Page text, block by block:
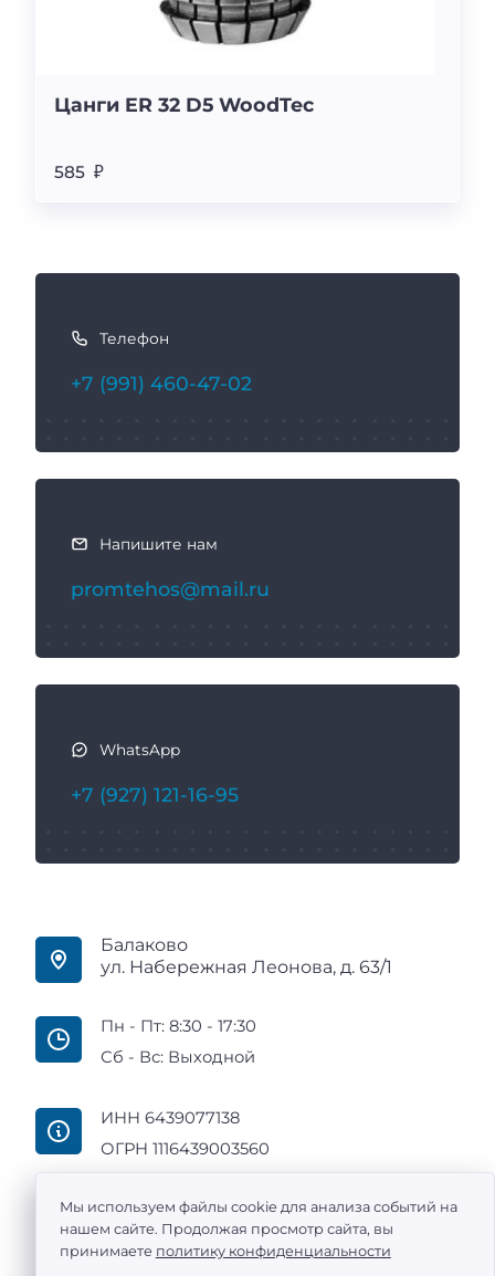
Цанги ER 32 D5 WoodTec
585 ₽
з
а
Телефон
+7 (991) 460-47-02
Напишите нам
promtehos@mail.ru
WhatsApp
+7 (927) 121-16-95
Балаково
ул. Набережная Леонова, д. 63/1
Пн - Пт: 8:30 - 17:30
Сб - Вс: Выходной
ИНН 6439077138
ОГРН 1116439003560
ООО «Промтехоснащение» — поставка
Мы используем файлы cookie для анализа событий на
нашем сайте. Продолжая просмотр сайта, вы
принимаете политику конфиденциальности